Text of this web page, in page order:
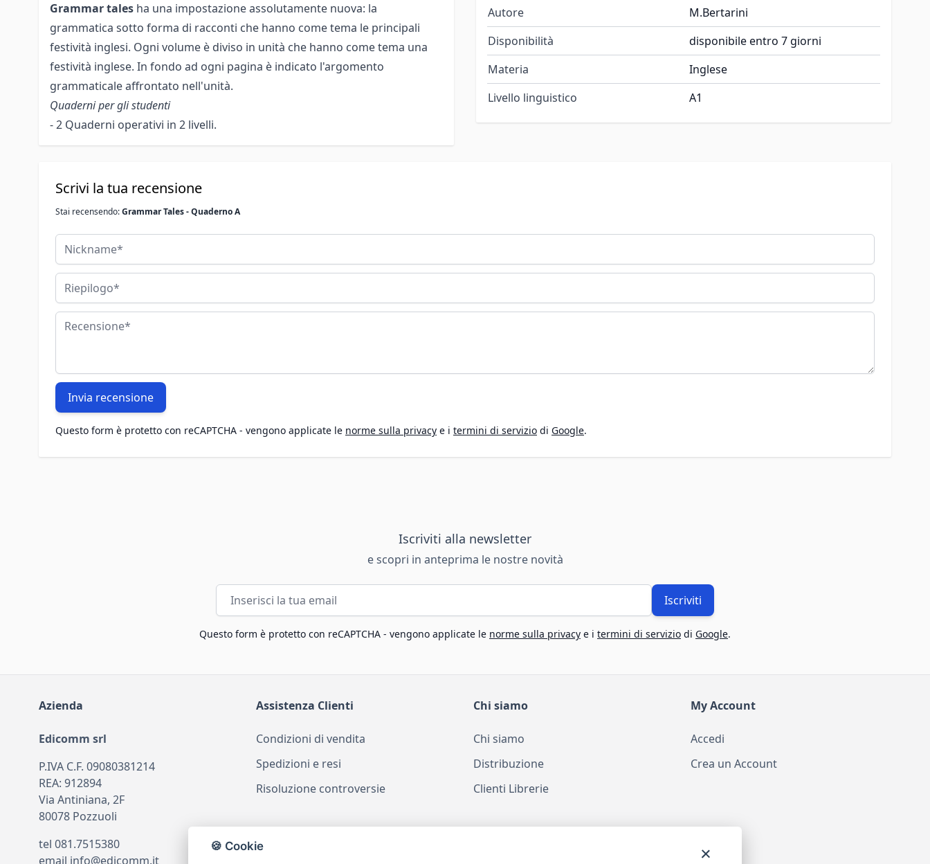
Grammar tales ha una impostazione assolutamente nuova: la
grammatica sotto forma di racconti che hanno come tema le principali
festività inglesi. Ogni volume è diviso in unità che hanno come tema una
festività inglese. In fondo ad ogni pagina è indicato l'argomento
grammaticale affrontato nell'unità.
Quaderni per gli studenti
- 2 Quaderni operativi in 2 livelli.
Autore
M.Bertarini
Disponibilità
disponibile entro 7 giorni
Materia
Inglese
Livello linguistico
A1
Scrivi la tua recensione
Stai recensendo:Grammar Tales - Quaderno A
Nickname
Riepilogo
Recensione
Invia recensione
Questo form è protetto con reCAPTCHA - vengono applicate le norme sulla privacy e i termini di servizio di Google.
Iscriviti alla newsletter
e scopri in anteprima le nostre novità
Indirizzo email
Iscriviti
Questo form è protetto con reCAPTCHA - vengono applicate le norme sulla privacy e i termini di servizio di Google.
Azienda
Edicomm srl
P.IVA C.F. 09080381214
REA: 912894
Via Antiniana, 2F
80078 Pozzuoli
tel 081.7515380
email info@edicomm.it
Assistenza Clienti
Condizioni di vendita
Spedizioni e resi
Risoluzione controversie
Chi siamo
Chi siamo
Distribuzione
Clienti Librerie
My Account
Accedi
Crea un Account
🍪 Cookie